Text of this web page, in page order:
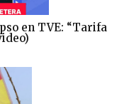
en TVE: “Tarifa